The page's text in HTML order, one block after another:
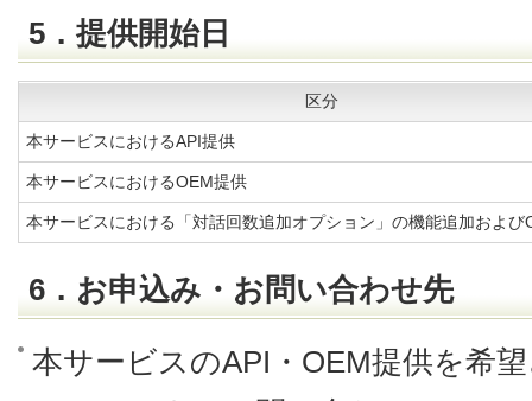
5．提供開始日
区分
本サービスにおけるAPI提供
本サービスにおけるOEM提供
本サービスにおける「対話回数追加オプション」の機能追加および
6．お申込み・お問い合わせ先
本サービスのAPI・OEM提供を希